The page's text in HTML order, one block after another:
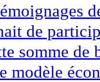
de
somme
modèle